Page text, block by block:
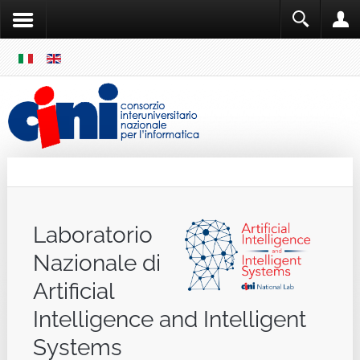
MENU
Laboratorio
Nazionale di
Artificial
Intelligence and Intelligent
Systems